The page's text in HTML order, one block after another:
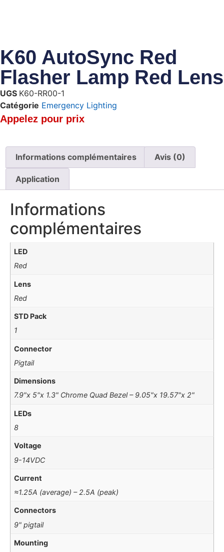
K60 AutoSync Red
Flasher Lamp Red Lens
UGS K60-RR00-1
Catégorie Emergency Lighting
Appelez pour prix
Informations complémentaires Avis (0)
Application
Informations
complémentaires
LED
Red
Lens
Red
STD Pack
1
Connector
Pigtail
Dimensions
7.9"x 5"x 1.3" Chrome Quad Bezel – 9.05"x 19.57"x 2"
LEDs
8
Voltage
9-14VDC
Current
≈1.25A (average) – 2.5A (peak)
Connectors
9" pigtail
Mounting